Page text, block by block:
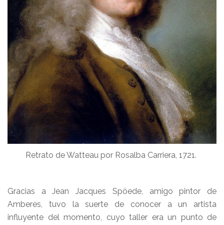
Retrato de Watteau por Rosalba Carriera, 1721.
Gracias a Jean Jacques Spöede, amigo pintor de
Amberes, tuvo la suerte de conocer a un artista
influyente del momento, cuyo taller era un punto de